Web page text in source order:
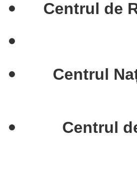
Centrul de
Centrul
Centrul